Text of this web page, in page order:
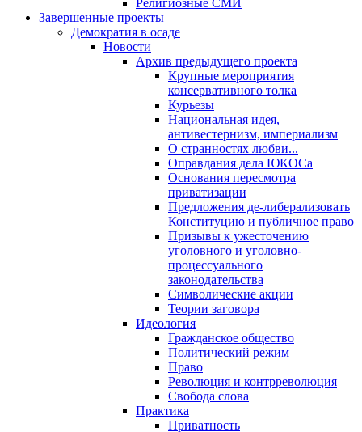
Религиозные СМИ
Завершенные проекты
Демократия в осаде
Новости
Архив предыдущего проекта
Крупные мероприятия
консервативного толка
Курьезы
Национальная идея,
антивестернизм, империализм
О странностях любви...
Оправдания дела ЮКОСа
Основания пересмотра
приватизации
Предложения де-либерализовать
Конституцию и публичное право
Призывы к ужесточению
уголовного и уголовно-
процессуального
законодательства
Символические акции
Теории заговора
Идеология
Гражданское общество
Политический режим
Право
Революция и контрреволюция
Свобода слова
Практика
Приватность